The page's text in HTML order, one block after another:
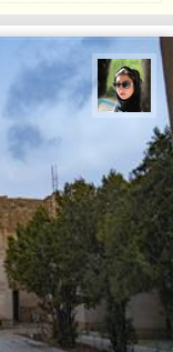
سپیده اصلان